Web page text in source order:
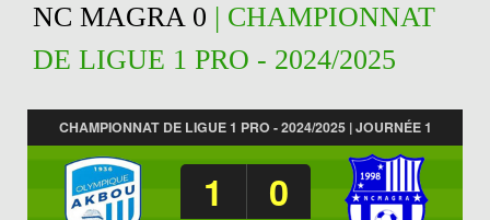
NC MAGRA 0 | CHAMPIONNAT
DE LIGUE 1 PRO - 2024/2025
CHAMPIONNAT DE LIGUE 1 PRO - 2024/2025 | JOURNÉE 1
1 0